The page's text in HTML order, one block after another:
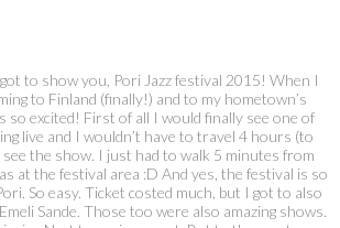
to show you, Pori Jazz festival 2015! When I
to Finland (finally!) and to my hometown’s
so excited! First of all I would finally see one of
live and I wouldn’t have to travel 4 hours (to
the show. I just had to walk 5 minutes from
at the festival area :D And yes, the festival is so
So easy. Ticket costed much, but I got to also
Sande. Those too were also amazing shows.